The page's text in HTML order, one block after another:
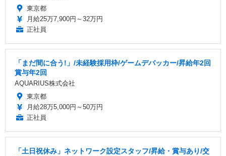
東京都
月給25万7,900円～32万円
正社員
「まだ間に合う!」/未経験採用枠/ゲームデバッカー/昇給年2回
賞与年2回
AQUARIUS株式会社
東京都
月給28万5,000円～50万円
正社員
「土日祝休み」ネットワーク設定スタッフ/昇給・賞与あり/交